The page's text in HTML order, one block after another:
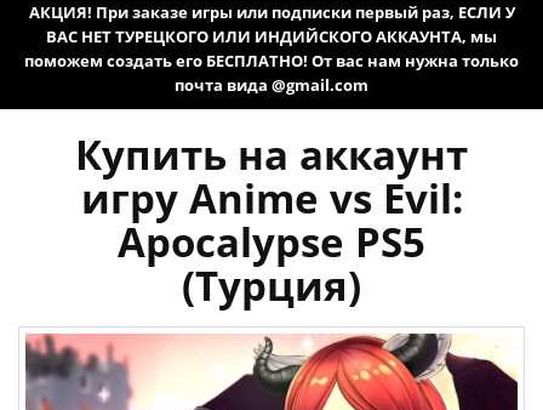
АКЦИЯ! При заказе игры или подписки первый раз, ЕСЛИ У
ВАС НЕТ ТУРЕЦКОГО ИЛИ ИНДИЙСКОГО АККАУНТА, мы
поможем создать его БЕСПЛАТНО! От вас нам нужна только
почта вида @gmail.com
Купить на аккаунт
игру Anime vs Evil:
Apocalypse PS5
(Турция)